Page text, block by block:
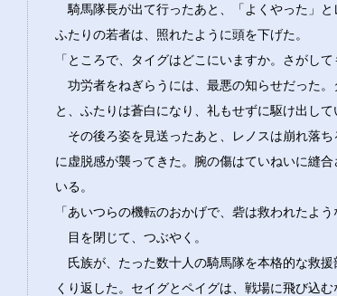
騎馬隊長が出て行ったあと、「よくやった」と
ふたりの若者は、照れたように頭を下げた。
「ところで、タイグはどこにいますか。さがして
功労者をねぎらうには、最悪の知らせだった
と、ふたりは蒼白になり、礼もせずに駆け出して
その後ろ姿を見送ったあと、レノスは崩れ落
に虚脱感が襲ってきた。腕の傷はていねいに縫
いる。
「あいつらの機転のおかげで、砦は救われたよう
目を閉じて、つぶやく。
氏族が、たった数十人の騎馬隊を本格的な救
くり返した。セイグとペイグは、戦場に飛び込